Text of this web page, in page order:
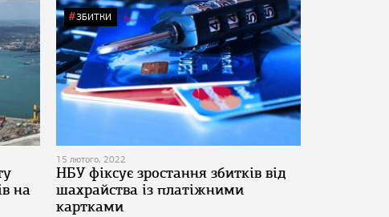
на
ЗБИТКИ
15 лютого, 2022
НБУ фіксує зростання збитків від
шахрайства із платіжними
картками